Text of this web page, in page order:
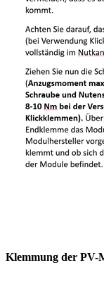
Klemmung der